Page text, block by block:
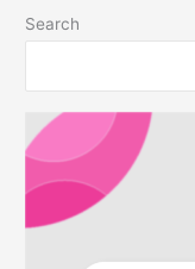
Search